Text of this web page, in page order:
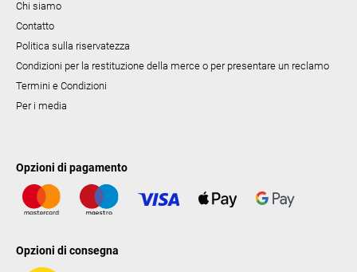
Chi siamo
Contatto
Politica sulla riservatezza
Condizioni per la restituzione della merce o per presentare un reclamo
Termini e Condizioni
Per i media
Opzioni di pagamento
Opzioni di consegna